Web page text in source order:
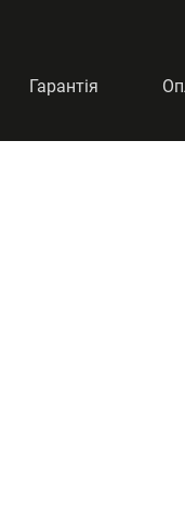
Гарантія